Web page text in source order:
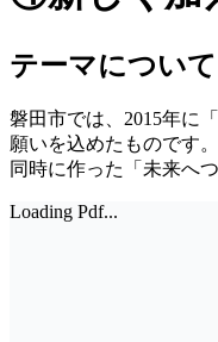
テーマについ
磐田市では、 2015年に
願いを込めたものです。
同時に作った「未来へ
Loading Pdf...